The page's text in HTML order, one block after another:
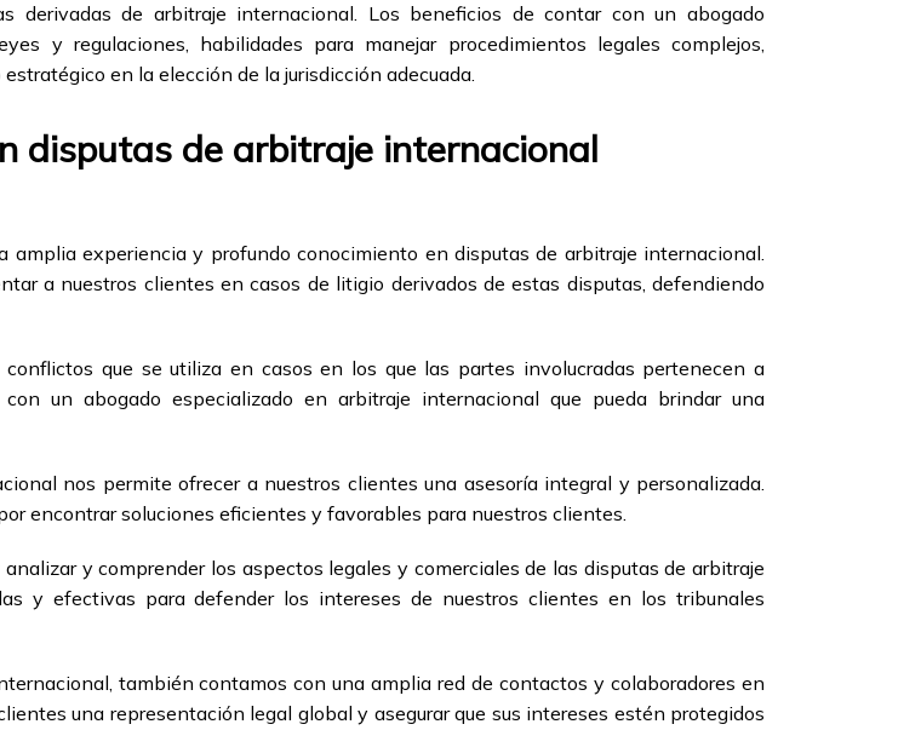
derivadas de arbitraje internacional. Los beneficios de contar con un abogado
y regulaciones, habilidades para manejar procedimientos legales complejos,
en la elección de la jurisdicción adecuada.
disputas de arbitraje internacional
amplia experiencia y profundo conocimiento en disputas de arbitraje internacional.
a nuestros clientes en casos de litigio derivados de estas disputas, defendiendo
que se utiliza en casos en los que las partes involucradas pertenecen a
un abogado especializado en arbitraje internacional que pueda brindar una
nos permite ofrecer a nuestros clientes una asesoría integral y personalizada.
encontrar soluciones eficientes y favorables para nuestros clientes.
y comprender los aspectos legales y comerciales de las disputas de arbitraje
y efectivas para defender los intereses de nuestros clientes en los tribunales
también contamos con una amplia red de contactos y colaboradores en
una representación legal global y asegurar que sus intereses estén protegidos